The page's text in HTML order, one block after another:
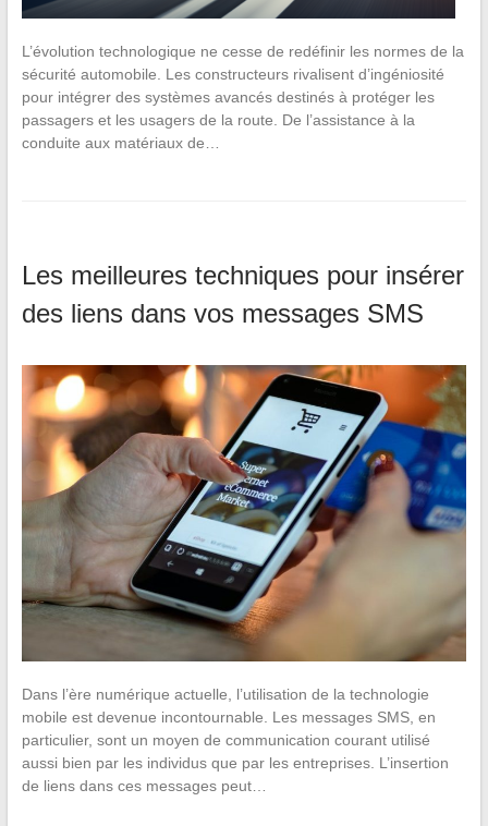
L’évolution technologique ne cesse de redéfinir les normes de la
sécurité automobile. Les constructeurs rivalisent d’ingéniosité
pour intégrer des systèmes avancés destinés à protéger les
passagers et les usagers de la route. De l’assistance à la
conduite aux matériaux de…
Les meilleures techniques pour insérer
des liens dans vos messages SMS
Dans l’ère numérique actuelle, l’utilisation de la technologie
mobile est devenue incontournable. Les messages SMS, en
particulier, sont un moyen de communication courant utilisé
aussi bien par les individus que par les entreprises. L’insertion
de liens dans ces messages peut…